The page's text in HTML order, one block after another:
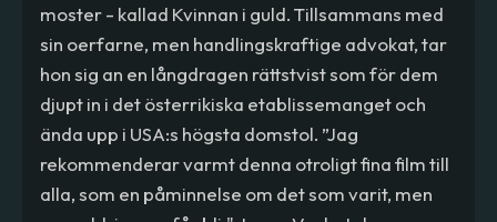
moster - kallad Kvinnan i guld. Tillsammans med
sin oerfarne, men handlingskraftige advokat, tar
hon sig an en långdragen rättstvist som för dem
djupt in i det österrikiska etablissemanget och
ända upp i USA:s högsta domstol. ”Jag
rekommenderar varmt denna otroligt fina film till
alla, som en påminnelse om det som varit, men